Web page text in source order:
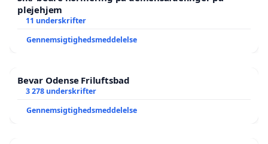
plejehjem
11 underskrifter
Gennemsigtighedsmeddelelse
Bevar Odense Friluftsbad
3 278 underskrifter
Gennemsigtighedsmeddelelse